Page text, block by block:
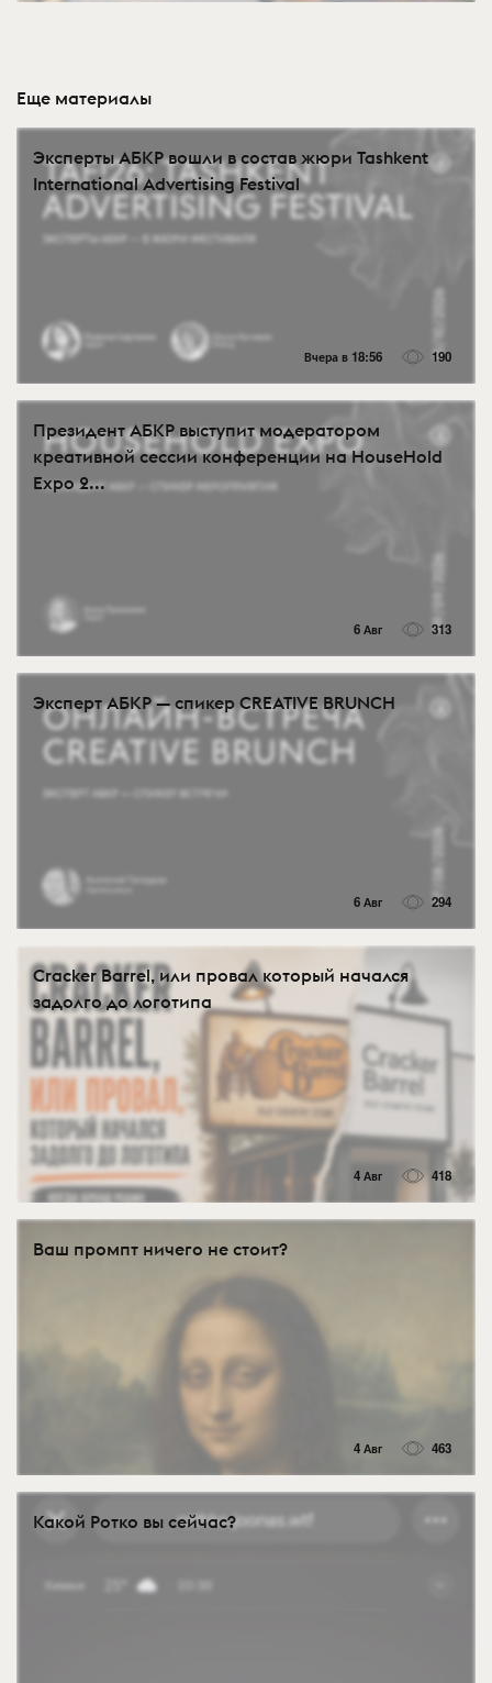
Еще материалы
Эксперты АБКР вошли в состав жюри Tashkent
International Advertising Festival
Вчера в 18:56 190
Президент АБКР выступит модератором
креативной сессии конференции на HouseHold
Expo 2...
6 Авг 313
Эксперт АБКР — спикер CREATIVE BRUNCH
6 Авг 294
Cracker Barrel, или провал который начался
задолго до логотипа
4 Авг 418
Ваш промпт ничего не стоит?
4 Авг 463
Какой Ротко вы сейчас?